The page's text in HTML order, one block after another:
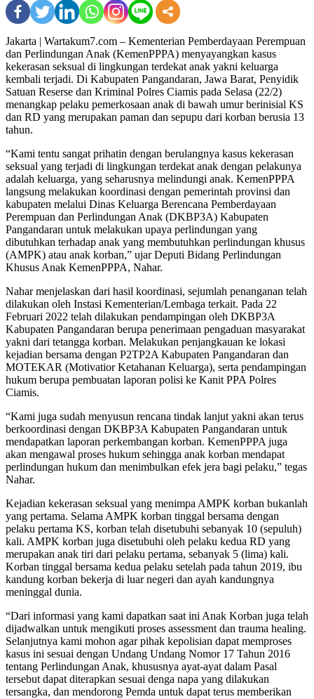
Jakarta | Wartakum7.com – Kementerian Pemberdayaan Perempuan
dan Perlindungan Anak (KemenPPPA) menyayangkan kasus
kekerasan seksual di lingkungan terdekat anak yakni keluarga
kembali terjadi. Di Kabupaten Pangandaran, Jawa Barat, Penyidik
Satuan Reserse dan Kriminal Polres Ciamis pada Selasa (22/2)
menangkap pelaku pemerkosaan anak di bawah umur berinisial KS
dan RD yang merupakan paman dan sepupu dari korban berusia 13
tahun.
“Kami tentu sangat prihatin dengan berulangnya kasus kekerasan
seksual yang terjadi di lingkungan terdekat anak dengan pelakunya
adalah keluarga, yang seharusnya melindungi anak. KemenPPPA
langsung melakukan koordinasi dengan pemerintah provinsi dan
kabupaten melalui Dinas Keluarga Berencana Pemberdayaan
Perempuan dan Perlindungan Anak (DKBP3A) Kabupaten
Pangandaran untuk melakukan upaya perlindungan yang
dibutuhkan terhadap anak yang membutuhkan perlindungan khusus
(AMPK) atau anak korban,” ujar Deputi Bidang Perlindungan
Khusus Anak KemenPPPA, Nahar.
Nahar menjelaskan dari hasil koordinasi, sejumlah penanganan telah
dilakukan oleh Instasi Kementerian/Lembaga terkait. Pada 22
Februari 2022 telah dilakukan pendampingan oleh DKBP3A
Kabupaten Pangandaran berupa penerimaan pengaduan masyarakat
yakni dari tetangga korban. Melakukan penjangkauan ke lokasi
kejadian bersama dengan P2TP2A Kabupaten Pangandaran dan
MOTEKAR (Motivatior Ketahanan Keluarga), serta pendampingan
hukum berupa pembuatan laporan polisi ke Kanit PPA Polres
Ciamis.
“Kami juga sudah menyusun rencana tindak lanjut yakni akan terus
berkoordinasi dengan DKBP3A Kabupaten Pangandaran untuk
mendapatkan laporan perkembangan korban. KemenPPPA juga
akan mengawal proses hukum sehingga anak korban mendapat
perlindungan hukum dan menimbulkan efek jera bagi pelaku,” tegas
Nahar.
Kejadian kekerasan seksual yang menimpa AMPK korban bukanlah
yang pertama. Selama AMPK korban tinggal bersama dengan
pelaku pertama KS, korban telah disetubuhi sebanyak 10 (sepuluh)
kali. AMPK korban juga disetubuhi oleh pelaku kedua RD yang
merupakan anak tiri dari pelaku pertama, sebanyak 5 (lima) kali.
Korban tinggal bersama kedua pelaku setelah pada tahun 2019, ibu
kandung korban bekerja di luar negeri dan ayah kandungnya
meninggal dunia.
“Dari informasi yang kami dapatkan saat ini Anak Korban juga telah
dijadwalkan untuk mengikuti proses assessment dan trauma healing.
Selanjutnya kami mohon agar pihak kepolisian dapat memproses
kasus ini sesuai dengan Undang Undang Nomor 17 Tahun 2016
tentang Perlindungan Anak, khususnya ayat-ayat dalam Pasal
tersebut dapat diterapkan sesuai denga napa yang dilakukan
tersangka, dan mendorong Pemda untuk dapat terus memberikan